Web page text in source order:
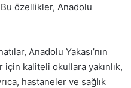
özellikler, Anadolu
Anadolu Yakası’nın
kaliteli okullara yakınlık,
hastaneler ve sağlık